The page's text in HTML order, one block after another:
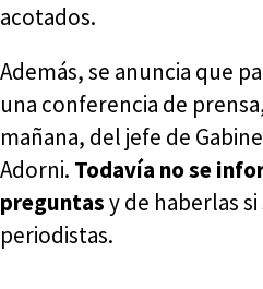
acotados.
Además, se anuncia que
una conferencia de
mañana, del jefe de
Adorni. Todavía no se
preguntasy de haberlas
periodistas.